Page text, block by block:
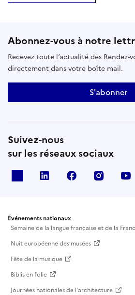
Abonnez-vous à notre
Recevez toute l’actualité des Rendez-
directement dans votre boîte mail.
S'abonner
Suivez-nous
sur les réseaux sociaux
Linkedin Facebook
Événements nationaux
Semaine de la langue française et de la
Nuit européenne des musées
Fête de la musique
Biblis en folie
Journées nationales de l'architecture